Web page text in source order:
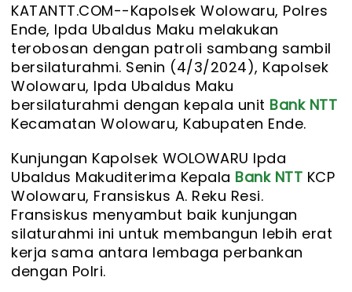
KATANTT.COM--Kapolsek Wolowaru, Polres
Ende, Ipda Ubaldus Maku melakukan
terobosan dengan patroli sambang sambil
bersilaturahmi. Senin (4/3/2024), Kapolsek
Wolowaru, Ipda Ubaldus Maku
bersilaturahmi dengan kepala unit Bank NTT
Kecamatan Wolowaru, Kabupaten Ende.
Kunjungan Kapolsek WOLOWARU Ipda
Ubaldus Makuditerima Kepala Bank NTT KCP
Wolowaru, Fransiskus A. Reku Resi.
Fransiskus menyambut baik kunjungan
silaturahmi ini untuk membangun lebih erat
kerja sama antara lembaga perbankan
dengan Polri.